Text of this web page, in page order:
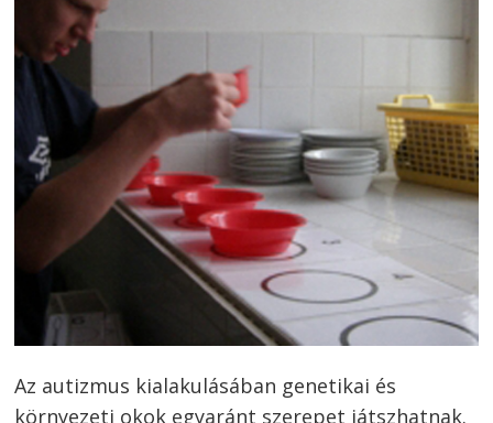
Az autizmus kialakulásában genetikai és
környezeti okok egyaránt szerepet játszhatnak.